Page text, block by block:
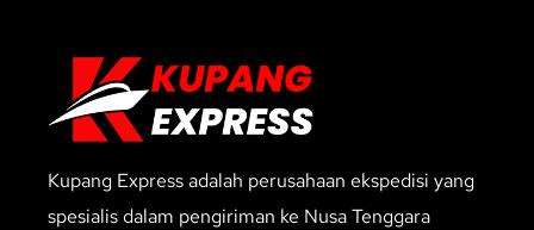
Kupang Express adalah perusahaan ekspedisi yang
spesialis dalam pengiriman ke Nusa Tenggara